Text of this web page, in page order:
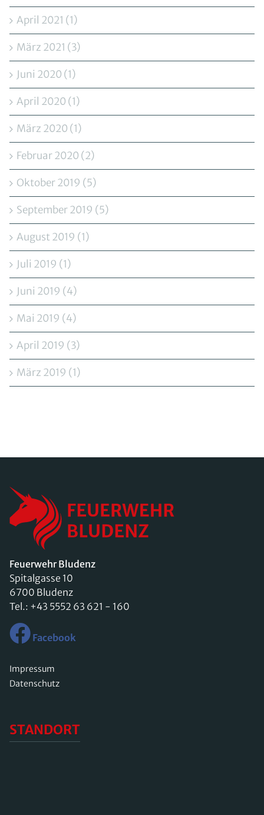
April 2021 (1)
März 2021 (3)
Juni 2020 (1)
April 2020 (1)
März 2020 (1)
Februar 2020 (2)
Oktober 2019 (5)
September 2019 (5)
August 2019 (1)
Juli 2019 (1)
Juni 2019 (4)
Mai 2019 (4)
April 2019 (3)
März 2019 (1)
Feuerwehr Bludenz
Spitalgasse 10
6700 Bludenz
Tel.: +43 5552 63 621 - 160
Facebook
Impressum
Datenschutz
STANDORT